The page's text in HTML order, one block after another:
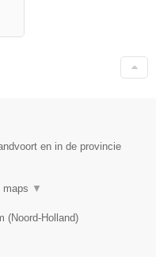
en in de provincie
maps ▼
(Noord-Holland)